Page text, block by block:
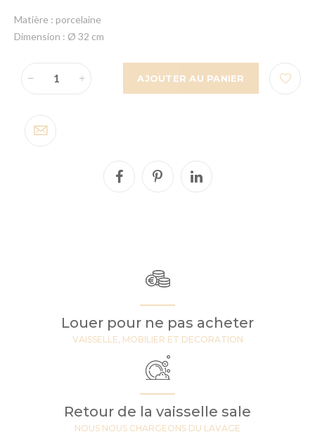
Matière : porcelaine
Dimension : Ø 32 cm
AJOUTER AU PANIER
Louer pour ne pas acheter
VAISSELLE, MOBILIER ET DECORATION
Retour de la vaisselle sale
NOUS NOUS CHARGEONS DU LAVAGE